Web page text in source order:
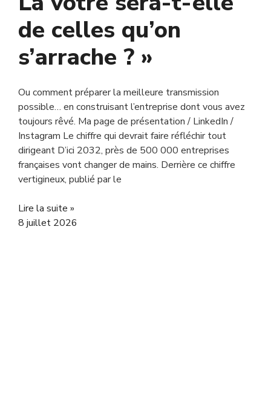
de celles qu’on
s’arrache ? »
Ou comment préparer la meilleure transmission
possible… en construisant l’entreprise dont vous avez
toujours rêvé. Ma page de présentation / LinkedIn /
Instagram Le chiffre qui devrait faire réfléchir tout
dirigeant D’ici 2032, près de 500 000 entreprises
françaises vont changer de mains. Derrière ce chiffre
vertigineux, publié par le
Lire la suite »
8 juillet 2026